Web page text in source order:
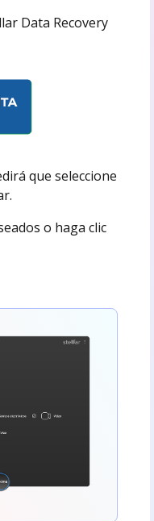
Data Recovery
que seleccione
o haga clic